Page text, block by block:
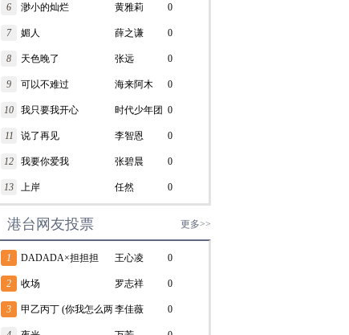
6 渺小的灿烂 黄雅莉 0
7 媚人 薛之谦 0
8 天色晚了 张远 0
9 可以不难过 海来阿木 0
10 我只要我开心 时代少年团 0
11 说了再见 李智恩 0
12 我要你爱我 张碧晨 0
13 上岸 任然 0
港台网友投票 更多>>
1 DADADA×担担担 王心凌 0
2 收场 罗志祥 0
3 甲乙丙丁 (你我怎么两李佳薇 0